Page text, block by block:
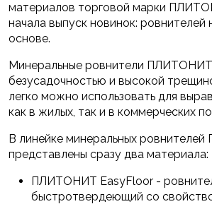
материалов торговой марки
начала выпуск новинок: ровнителей
основе.
Минеральные ровнители
безусадочностью и высокой
легко можно использовать для
как в жилых, так и в коммерческих
В линейке минеральных
представлены сразу два материала:
ПЛИТОНИТ EasyFloor -
быстротвердеющий со